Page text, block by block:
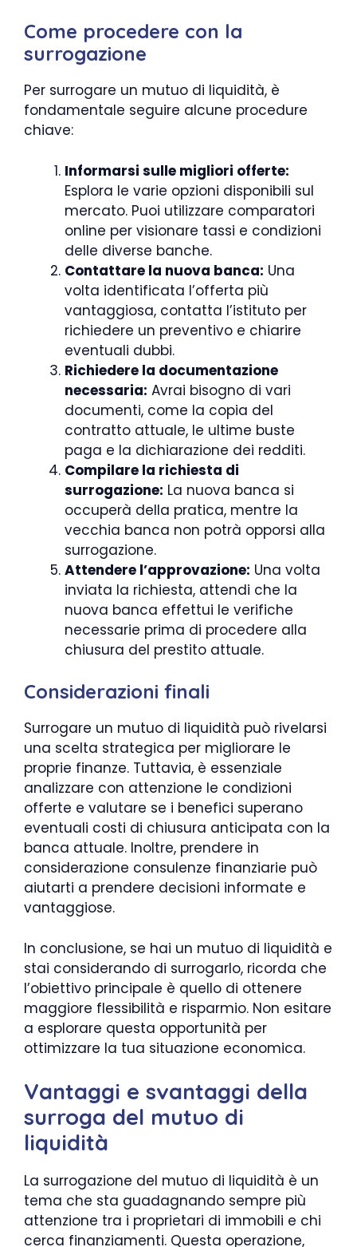
Come procedere con la
surrogazione
Per surrogare un mutuo di liquidità, è
fondamentale seguire alcune procedure
chiave:
Informarsi sulle migliori offerte:
Esplora le varie opzioni disponibili sul
mercato. Puoi utilizzare comparatori
online per visionare tassi e condizioni
delle diverse banche.
Contattare la nuova banca: Una
volta identificata l’offerta più
vantaggiosa, contatta l’istituto per
richiedere un preventivo e chiarire
eventuali dubbi.
Richiedere la documentazione
necessaria: Avrai bisogno di vari
documenti, come la copia del
contratto attuale, le ultime buste
paga e la dichiarazione dei redditi.
Compilare la richiesta di
surrogazione: La nuova banca si
occuperà della pratica, mentre la
vecchia banca non potrà opporsi alla
surrogazione.
Attendere l’approvazione: Una volta
inviata la richiesta, attendi che la
nuova banca effettui le verifiche
necessarie prima di procedere alla
chiusura del prestito attuale.
Considerazioni finali
Surrogare un mutuo di liquidità può rivelarsi
una scelta strategica per migliorare le
proprie finanze. Tuttavia, è essenziale
analizzare con attenzione le condizioni
offerte e valutare se i benefici superano
eventuali costi di chiusura anticipata con la
banca attuale. Inoltre, prendere in
considerazione consulenze finanziarie può
aiutarti a prendere decisioni informate e
vantaggiose.
In conclusione, se hai un mutuo di liquidità e
stai considerando di surrogarlo, ricorda che
l’obiettivo principale è quello di ottenere
maggiore flessibilità e risparmio. Non esitare
a esplorare questa opportunità per
ottimizzare la tua situazione economica.
Vantaggi e svantaggi della
surroga del mutuo di
liquidità
La surrogazione del mutuo di liquidità è un
tema che sta guadagnando sempre più
attenzione tra i proprietari di immobili e chi
cerca finanziamenti. Questa operazione,